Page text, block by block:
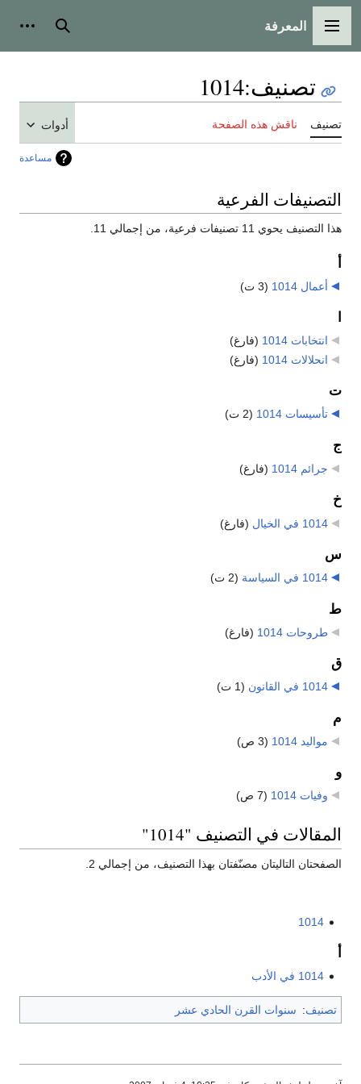
القائمة الرئيسية
المعرفة بحث
تصنيف:
1014
تصنيف ناقش هذه الصفحة أدوات
مساعدة
التصنيفات الفرعية
هذا التصنيف يحوي 11 تصنيفات فرعية، من إجمالي 11.
أعمال 1014 (3 ت)
انتخابات 1014
(فارغ)
انحلالات 1014
(فارغ)
ت
تأسيسات 1014 (2 ت)
ج
جرائم 1014 (فارغ)
خ
1014 في الخيال (فارغ)
س
1014 في السياسة (2 ت)
ط
طروحات 1014 (فارغ)
ق
1014 في القانون (1 ت)
م
مواليد 1014 (3 ص)
و
وفيات 1014 (7 ص)
المقالات في التصنيف "1014"
الصفحتان التاليتان مصنّفتان بهذا التصنيف، من إجمالي 2.
1014
1014 في الأدب
تصنيف: سنوات القرن الحادي عشر